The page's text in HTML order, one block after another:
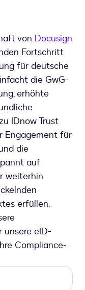
von Docusign
Fortschritt
für deutsche
die GwG-
erhöhte
IDnow Trust
Engagement für
die
auf
weiterhin
erfüllen.
unsere eID-
Compliance-